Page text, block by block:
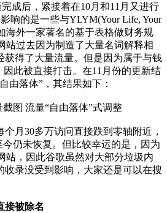
成后，紧接着在10月和11月又进行
响的是一些与YLYM(Your Life, Your
海外一家著名的基于表格做财务规
站过去因为制造了大量名词解释相
获得了大量流量。但是因为属于与钱
此被直接打击。在11月份的更新结
由落体”，其结果如下：
流量“自由落体”式调整
月30多万访问直接跌到零轴附近，
仍未恢复。但比较幸运的是，因为
站，因此谷歌虽然对大部分垃圾内
收录没受到影响，大家还是可以在搜
接被除名